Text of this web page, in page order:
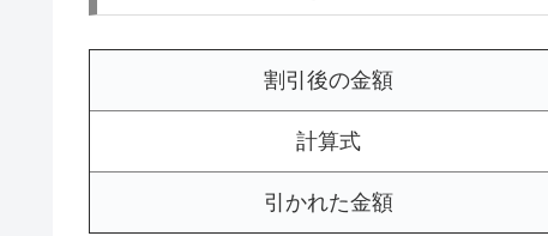
割引後の金額
計算式
引かれた金額